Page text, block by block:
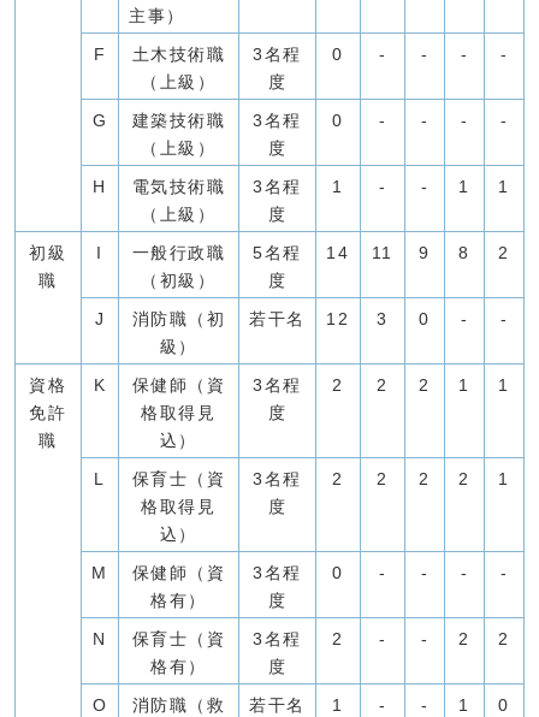
主事）
F
土木技術職
（上級）
3名程
度
0 - - - -
G
建築技術職
（上級）
3名程
度
0 - - - -
H
電気技術職
（上級）
3名程
度
1 - - 1 1
初級
職
一般行政職
（初級）
5名程
度
14 11 9 8 2
J
消防職（初
級）
若干名 12 3 0 - -
資格
免許
職
K
保健師（資
格取得見
込）
3名程
度
2 2 2 1 1
L
保育士（資
格取得見
込）
3名程
度
2 2 2 2 1
M
保健師（資
格有）
3名程
度
0 - - - -
N
保育士（資
格有）
3名程
度
2 - - 2 2
O
消防職（救
若干名 1 - - 1 0